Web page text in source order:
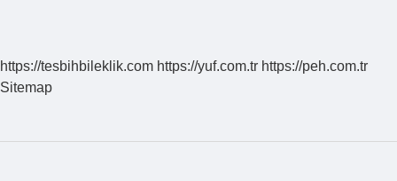
https://tesbihbileklik.com https://yuf.com.tr https://peh.com.tr
Sitemap